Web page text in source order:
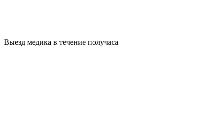
Выезд медика в течение получаса